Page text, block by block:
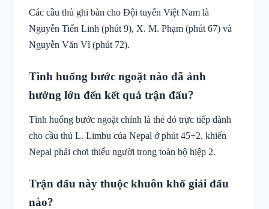
Các cầu thủ ghi bàn cho Đội tuyển Việt Nam là
Nguyễn Tiến Linh (phút 9), X. M. Phạm (phút 67) và
Nguyễn Văn Vĩ (phút 72).
Tình huống bước ngoặt nào đã ảnh
hưởng lớn đến kết quả trận đấu?
Tình huống bước ngoặt chính là thẻ đỏ trực tiếp dành
cho cầu thủ L. Limbu của Nepal ở phút 45+2, khiến
Nepal phải chơi thiếu người trong toàn bộ hiệp 2.
Trận đấu này thuộc khuôn khổ giải đấu
nào?